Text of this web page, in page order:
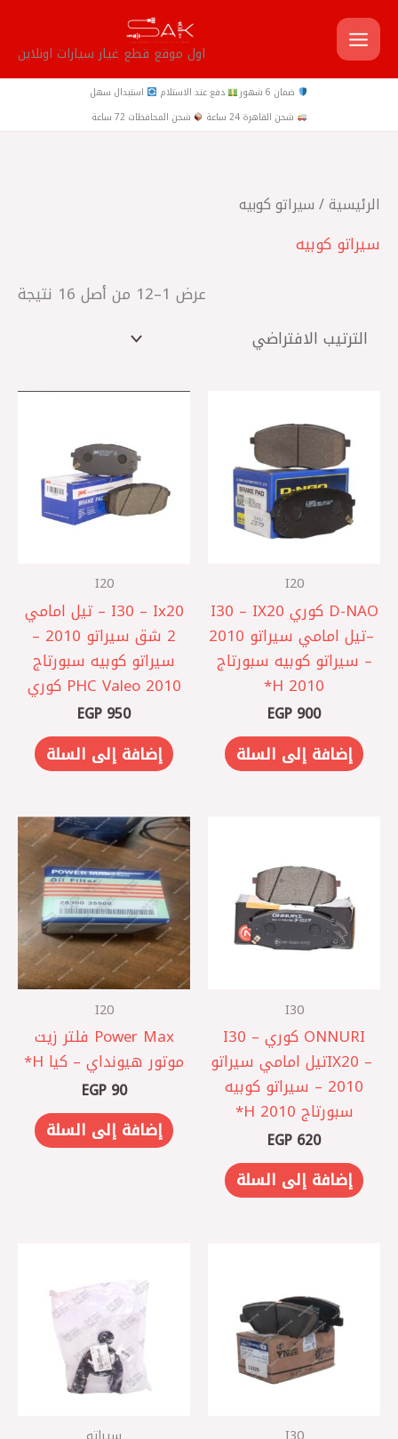
تخطي
إلى
المحتوى
اول موقع قطع غيار سيارات اونلاين
ضمان 6 شهور دفع عند الاستلام
استبدال سهل
شحن القاهرة 24 ساعة
شحن المحافظات 72 ساعة
الرئيسية/ سيراتو كوبيه
سيراتو كوبيه
عرض 1–12 من أصل 16 نتيجة
I20
D-NAO كوري I30 – IX20
– ‎تيل امامي سيراتو 2010
– سيراتو كوبيه سبورتاج
2010 H*
EGP 900
إضافة إلى السلة
I20
I30 – Ix20‎ – تيل امامي
2 شق سيراتو 2010 –
سيراتو كوبيه ‎سبورتاج
2010 PHC Valeo كوري
EGP 950
إضافة إلى السلة
I30
ONNURI كوري I30 –
IX20 – ‎تيل امامي سيراتو
2010 – سيراتو كوبيه
سبورتاج 2010 H*
EGP 620
إضافة إلى السلة
I20
Power Max فلتر زيت
موتور هيونداي – كيا ‏H*
EGP90
إضافة إلى السلة